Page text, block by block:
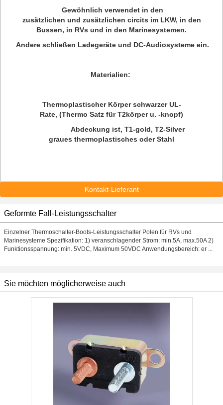
Gewöhnlich verwendet in den
zusätzlichen und zusätzlichen circits im LKW, in den
Bussen, in RVs und in den Marinesystemen.
Andere schließen Ladegeräte und DC-Audiosysteme ein.
Materialien:
Thermoplastischer Körper schwarzer UL-
Rate, (Thermo Satz für T2körper u. -knopf)
Abdeckung ist, T1-gold, T2-Silver
graues thermoplastisches oder Stahl
Kontakt-Lieferant
Geformte Fall-Leistungsschalter
Einzelner Thermoschalter-Boots-Leistungsschalter Polen für RVs und
Marinesysteme Spezifikation: 1) veranschlagender Strom: min.5A, max.50A 2)
Funktionsspannung: min. 5VDC, Maximum 50VDC Anwendungsbereich: er ...
Sie möchten möglicherweise auch